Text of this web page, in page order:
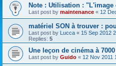
Note : Utilisation : "L'image
Last post by maintenance « 12
matériel SON à trouver :
Last post by Lucca « 15 Sep 2012
Replies: 5
Une leçon de cinéma à
Last post by Guido « 12 Nov 2011